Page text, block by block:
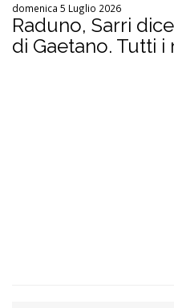
domenica 5 Luglio 2026
Raduno, Sarri
di Gaetano. Tutti i